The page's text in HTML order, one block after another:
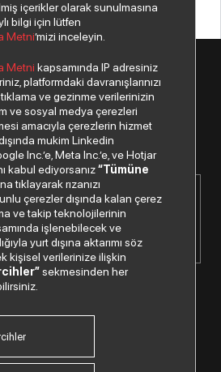
Netex A.Ş. Tüm hakları saklıdır.
işlenmesi hususunda
izni veriyorum.
içerikler olarak sunulmasına
bilgi için lütfen
Metni’mizi inceleyin.
Metni kapsamında IP adresiniz
platformdaki davranışlarınızı
ve gezinme verilerinizin
ve sosyal medya çerezleri
amacıyla çerezlerin hizmet
mukim Linkedin
Inc.’e, Meta Inc.’e, ve Hotjar
kabul ediyorsanız“Tümüne
tıklayarak rızanızı
çerezler dışında kalan çerez
ve takip teknolojilerinin
işlenebilecek ve
yurt dışına aktarımı söz
kişisel verilerinize ilişkin
sekmesinden her